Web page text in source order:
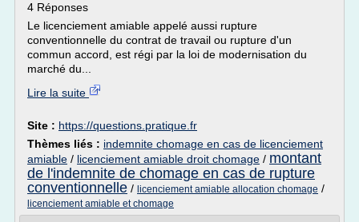
4 Réponses
Le licenciement amiable appelé aussi rupture
conventionnelle du contrat de travail ou rupture d'un
commun accord, est régi par la loi de modernisation du
marché du...
Lire la suite
Site : https://questions.pratique.fr
Thèmes liés : indemnite chomage en cas de licenciement
amiable / licenciement amiable droit chomage / montant
de l'indemnite de chomage en cas de rupture
conventionnelle / licenciement amiable allocation chomage /
licenciement amiable et chomage